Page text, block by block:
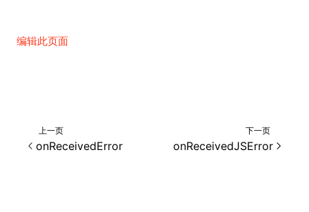
编辑此页面
上一页
onReceivedError
下一页
onReceivedJSError